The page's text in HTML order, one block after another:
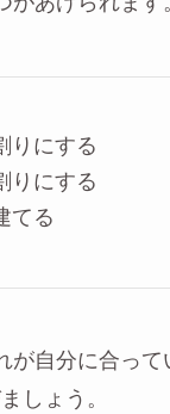
りにする
りにする
てる
が自分に合って
しょう。